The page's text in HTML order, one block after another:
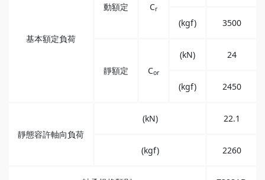
基本額定負荷
動額定 Cr
(kgf) 3500
靜額定 Cor
(kN) 24
(kgf) 2450
靜態容許軸向負荷
(kN) 22.1
(kgf) 2260